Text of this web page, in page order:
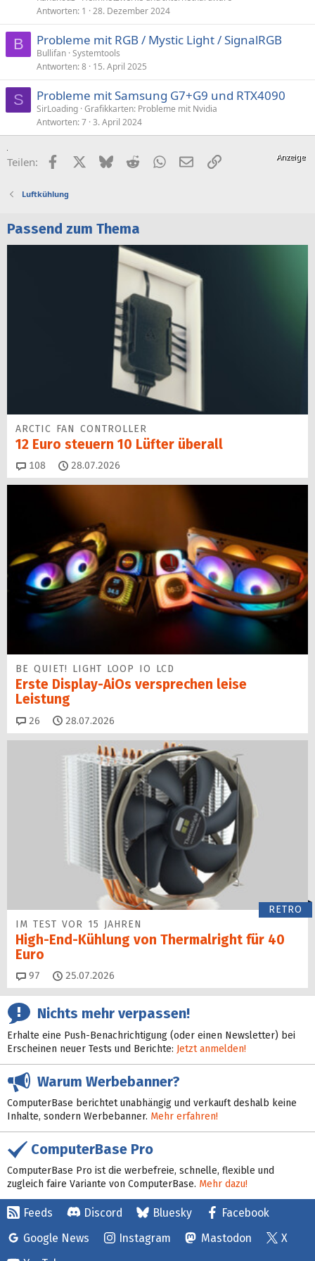
Antworten 1 28. Dezember 2024
B Probleme mit RGB / Mystic Light / SignalRGB
Bullifan Systemtools
Antworten 8 15. April 2025
S Probleme mit Samsung G7+G9 und RTX4090
SirLoading Grafikkarten: Probleme mit Nvidia
Antworten 7 3. April 2024
Teilen: FacebookX (Twitter)
BlueskyRedditWhatsApp
E-MailLink
Luftkühlung
Passend zum Thema
ARCTIC FAN CONTROLLER
12 Euro steuern 10 Lüfter überall
108 Kommentare
28.07.2026
BE QUIET! LIGHT LOOP IO LCD
Erste Display-AiOs versprechen leise
Leistung
26 Kommentare
28.07.2026
RETRO
IM TEST VOR 15 JAHREN
High-End-Kühlung von Thermalright für 40
Euro
97 Kommentare
25.07.2026
Nichts mehr verpassen!
Erhalte eine Push-Benachrichtigung (oder einen Newsletter) bei
Erscheinen neuer Tests und Berichte: Jetzt anmelden!
Warum Werbebanner?
ComputerBase berichtet unabhängig und verkauft deshalb keine
Inhalte, sondern Werbebanner. Mehr erfahren!
ComputerBase Pro
ComputerBase Pro ist die werbefreie, schnelle, flexible und
zugleich faire Variante von ComputerBase. Mehr dazu!
Feeds Discord Bluesky
Facebook
Google News
Instagram Mastodon
X